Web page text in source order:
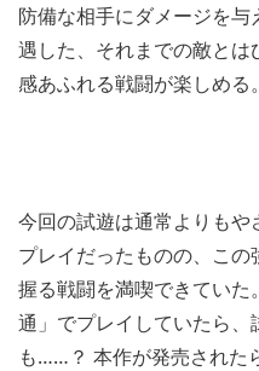
防備な相手にダメージを
遇した、それまでの敵と
感あふれる戦闘が楽しめる。
今回の試遊は通常よりも
プレイだったものの、こ
握る戦闘を満喫できてい
通」でプレイしていたら
も……？ 本作が発売された